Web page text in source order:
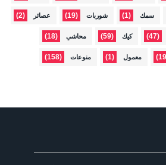
سمك (1) شوربات (19) عصائر (2)
(47) كيك (59) محاشي (18)
معمول (1) منوعات (158)